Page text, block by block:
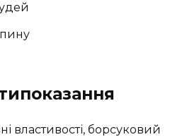
властивості, борсуковий